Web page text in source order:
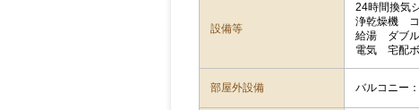
設備等
24時間換気
浄乾燥機
給湯 ダブ
電気 宅配
部屋外設備 バルコニー